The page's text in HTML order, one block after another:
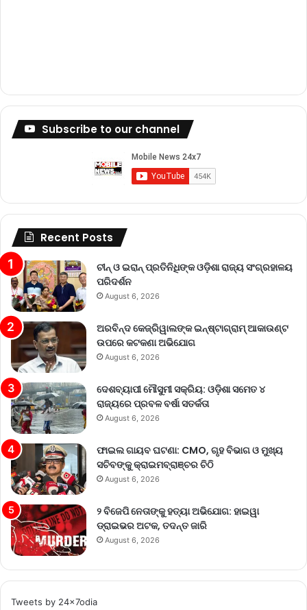
Subscribe to our channel
Recent Posts
ଚୀନ୍ ଓ ଇରାନ୍ ପ୍ରତିନିଧିଙ୍କ ଓଡ଼ିଶା ରାଜ୍ୟ ସଂଗ୍ରହାଳୟ
ପରିଦର୍ଶନ
August 6, 2026
ଅରବିନ୍ଦ କେଜ୍ରିୱାଲଙ୍କ ଇନ୍‌ଷ୍ଟାଗ୍ରାମ୍ ଆକାଉଣ୍ଟ
ଉପରେ କଟକଣା ଅଭିଯୋଗ
August 6, 2026
ଦେଶବ୍ୟାପୀ ମୌସୁମୀ ସକ୍ରିୟ: ଓଡ଼ିଶା ସମେତ ୪
ରାଜ୍ୟରେ ପ୍ରବଳ ବର୍ଷା ସତର୍କତା
August 6, 2026
ଫାଇଲ ଗାୟବ ଘଟଣା: CMO, ଗୃହ ବିଭାଗ ଓ ମୁଖ୍ୟ
ସଚିବଙ୍କୁ କ୍ରାଇମବ୍ରାଞ୍ଚର ଚିଠି
August 6, 2026
୨ ବିଜେପି ନେତାଙ୍କୁ ହତ୍ୟା ଅଭିଯୋଗ: ହାଇୱା
ଡ୍ରାଇଭର ଅଟକ, ତଦନ୍ତ ଜାରି
August 6, 2026
Tweets by 24x7odia